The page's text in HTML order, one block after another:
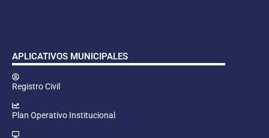
APLICATIVOS MUNICIPALES
Registro Civil
Plan Operativo Institucional